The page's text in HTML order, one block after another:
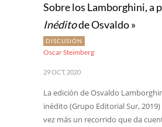
Sobre los Lamborghini, a
Inéditode Osvaldo »
DISCUSIÓN
Oscar Steimberg
29 OCT, 2020
La edición de Osvaldo
inédito (Grupo Editorial Sur,
vez más un recorrido que da